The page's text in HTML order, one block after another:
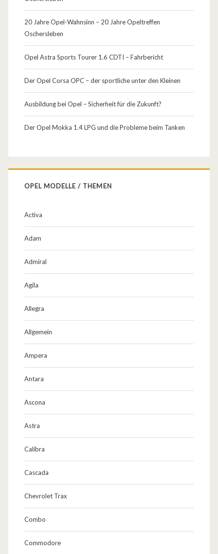
s
e
20 Jahre Opel-Wahnsinn – 20 Jahre Opeltreffen
Oschersleben
Opel Astra Sports Tourer 1.6 CDTI – Fahrbericht
Der Opel Corsa OPC – der sportliche unter den Kleinen
Ausbildung bei Opel – Sicherheit für die Zukunft?
Der Opel Mokka 1.4 LPG und die Probleme beim Tanken
OPEL MODELLE / THEMEN
Activa
Adam
Admiral
Agila
Allegra
Allgemein
Ampera
Antara
Ascona
Astra
Calibra
Cascada
Chevrolet Trax
Combo
Commodore